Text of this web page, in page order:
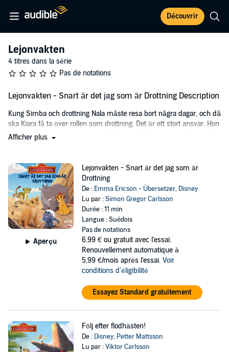
Découvrir
Lejonvakten
4 titres dans la série
Pas de notations
Lejonvakten - Snart är det jag som är Drottning Description
Kung Simba och drottning Nala måste resa bort några dagar, och då
ska Kiara få ta över rollen som drottning. Det är ett stort ansvar. Hon
måste leda Lejonvakten och se till att inget farligt händer i Lejonriket.
bin så att en hjord med elander ska kunna ta sig fram, vilket får
stora konsekvenser!
Lejonriket måste överleva, det ska Lejonvakten se till! Följ med på
vilda äventyr med de coolaste och modigaste djuren Kion, Bunga,
Fuli, Ono och Beshte. Tillsammans ska de skydda Lejonriket mot
hungriga hyenor, krokodiler och inte minst savannens farligaste
DISNEYSfantastiska världar! Följ med på äventyr
och upplev magin med Musse Pigg, Aladdin, Dumbo, Blixten
McQueen, Woody, Buzz Lightyear, Vaiana, Lady och Lufsen,
Superhjältarna, Nemo och alla de andra från DISNEYSunderbara
skattkammare! Veckla ut öronen och luta dig tillbaka - det är dags
för äventyr!
©2022 SAGA Egmont (P)2022 SAGA Egmont
Afficher plus
Aperçu
Lejonvakten - Snart är det jag som är
Drottning
De : Emma Ericson - Übersetzer, Disney
Lu par :Simon Gregor Carlsson
Durée : 11 min
Langue : Suédois
Pas de notations
6,99 € ou gratuit avec l'essai.
Renouvellement automatique à
5,99 €/mois après l'essai. Voir
conditions d'éligibilité
Essayez Standard gratuitement
Följ efter flodhästen!
De : Disney, Petter Mattsson
Lu par :Viktor Carlsson